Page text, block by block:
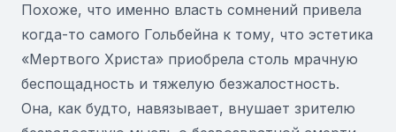
Похоже, что именно власть сомнений привела
когда-то самого Гольбейна к тому, что эстетика
«Мертвого Христа» приобрела столь мрачную
беспощадность и тяжелую безжалостность.
Она, как будто, навязывает, внушает зрителю